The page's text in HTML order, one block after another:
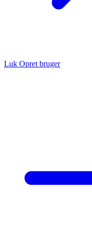
Luk Opret bruger